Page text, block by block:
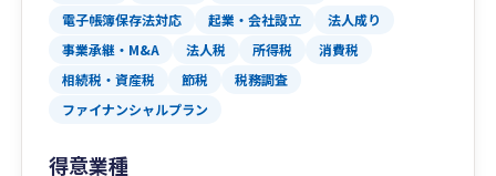
電子帳簿保存法対応
起業・会社設立
法人成り
事業承継・M&A
法人税 所得税
消費税
相続税・資産税
節税
税務調査
ファイナンシャルプラン
得意業種